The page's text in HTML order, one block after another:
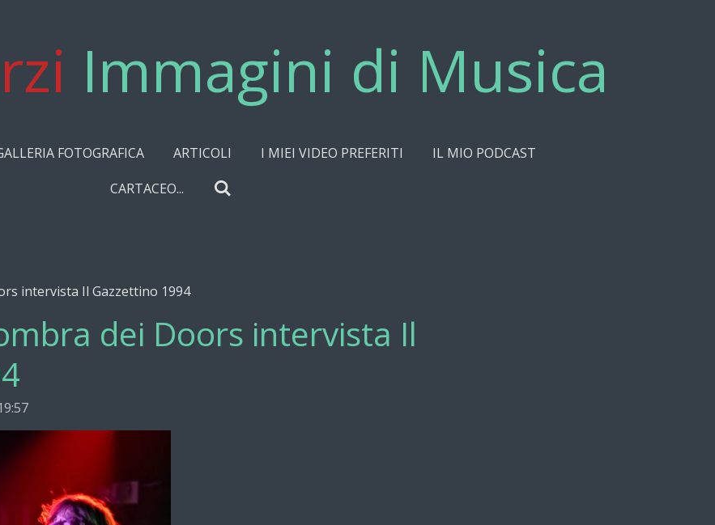
Immagini di Musica
FOTOGRAFICA ARTICOLI I MIEI VIDEO PREFERITI
IL MIO PODCAST
CARTACEO...
intervista Il Gazzettino 1994
dei Doors intervista Il